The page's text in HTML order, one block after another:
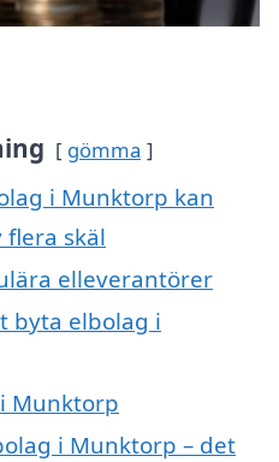
gömma
i Munktorp kan
skäl
elleverantörer
byta elbolag i
Munktorp
i Munktorp – det